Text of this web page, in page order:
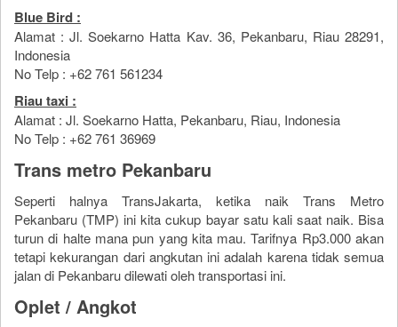
Blue Bird :
Alamat : Jl. Soekarno Hatta Kav. 36, Pekanbaru, Riau 28291,
Indonesia
No Telp : +62 761 561234
Riau taxi :
Alamat : Jl. Soekarno Hatta, Pekanbaru, Riau, Indonesia
No Telp : +62 761 36969
Trans metro Pekanbaru
Seperti halnya TransJakarta, ketika naik Trans Metro
Pekanbaru (TMP) ini kita cukup bayar satu kali saat naik. Bisa
turun di halte mana pun yang kita mau. Tarifnya Rp3.000 akan
tetapi kekurangan dari angkutan ini adalah karena tidak semua
jalan di Pekanbaru dilewati oleh transportasi ini.
Oplet / Angkot